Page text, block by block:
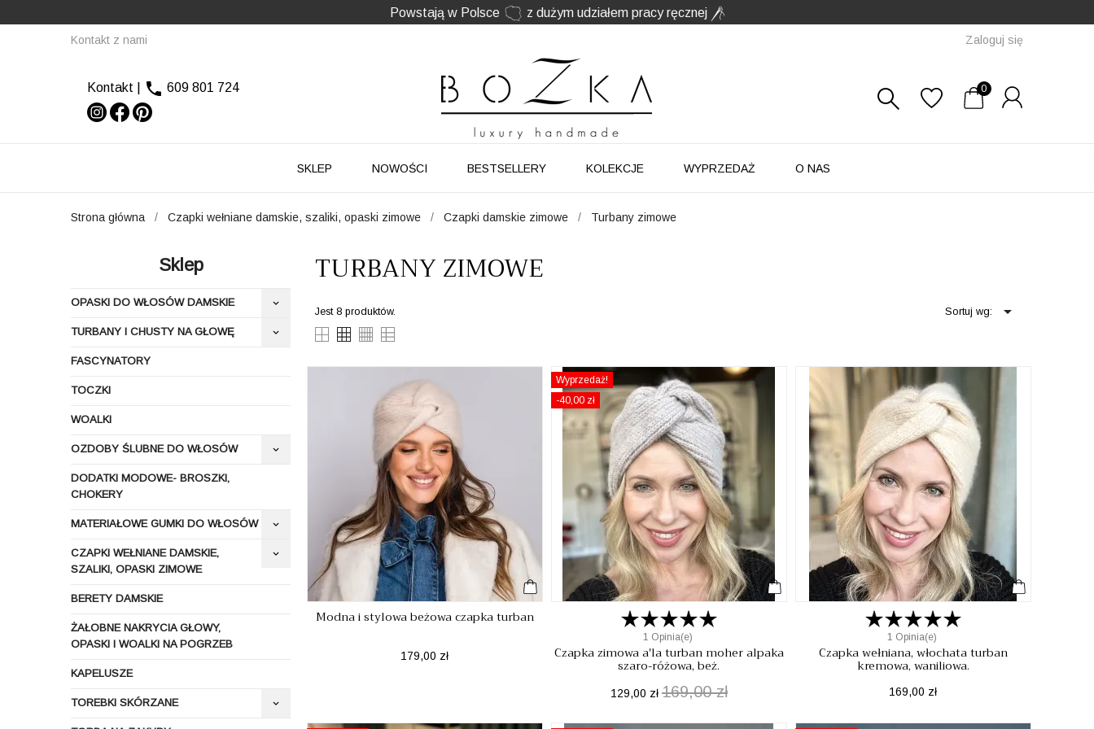
Twój znak rozpoznawczy. Nie kolejny dodatek
Kontakt z nami Zaloguj się
Kontakt  609 801 724 0
SKLEP NOWOŚCI BESTSELLERY KOLEKCJE WYPRZEDAŻ O NAS
Strona główna Czapki wełniane damskie, szaliki, opaski zimowe Czapki damskie zimowe Turbany zimowe
Sklep
OPASKI DO WŁOSÓW DAMSKIE keyboard_arrow_down
TURBANY I CHUSTY NA GŁOWĘ keyboard_arrow_down
FASCYNATORY
TOCZKI
WOALKI
OZDOBY ŚLUBNE DO WŁOSÓW keyboard_arrow_down
DODATKI MODOWE- BROSZKI,
CHOKERY
MATERIAŁOWE GUMKI DO WŁOSÓW keyboard_arrow_down
CZAPKI WEŁNIANE DAMSKIE,
SZALIKI, OPASKI ZIMOWE
keyboard_arrow_down
BERETY DAMSKIE
ŻAŁOBNE NAKRYCIA GŁOWY,
OPASKI I WOALKI NA POGRZEB
KAPELUSZE
TOREBKI SKÓRZANE keyboard_arrow_down
TURBANY ZIMOWE
Jest 8 produktów. Sortuj wg: 
Modna i stylowa beżowa czapka turban
Cena
179,00 zł
1 Opinia(e)
Czapka zimowa a'la turban moher alpaka
szaro-różowa, beż.
Cena
129,00 zł Cena
169,00 zł
Wyprzedaż!
-40,00 zł
1 Opinia(e)
Czapka wełniana, włochata turban
kremowa, waniliowa.
Cena
169,00 zł